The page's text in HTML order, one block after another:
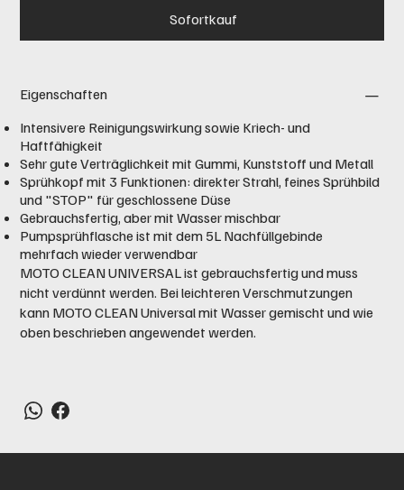
Sofortkauf
Eigenschaften
Intensivere Reinigungswirkung sowie Kriech- und
Haftfähigkeit
Sehr gute Verträglichkeit mit Gummi, Kunststoff und Metall
Sprühkopf mit 3 Funktionen: direkter Strahl, feines Sprühbild
und "STOP" für geschlossene Düse
Gebrauchsfertig, aber mit Wasser mischbar
Pumpsprühflasche ist mit dem 5L Nachfüllgebinde
mehrfach wieder verwendbar
MOTO CLEAN UNIVERSAL ist gebrauchsfertig und muss
nicht verdünnt werden. Bei leichteren Verschmutzungen
kann MOTO CLEAN Universal mit Wasser gemischt und wie
oben beschrieben angewendet werden.